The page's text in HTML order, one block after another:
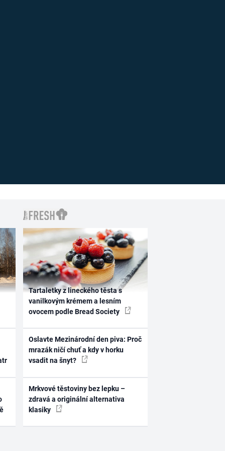
Tartaletky z lineckého těsta s
vanilkovým krémem a lesním
ovocem podle Bread Society
Oslavte Mezinárodní den piva: Proč
mrazák ničí chuť a kdy v horku
vsadit na šnyt?
Mrkvové těstoviny bez lepku –
zdravá a originální alternativa
klasiky